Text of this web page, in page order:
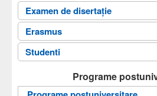
Fişele disciplinelor
Ghiduri universitare
Planuri de învățământ
Teme Examen
Sinteze cursuri
Examen de disertație
Erasmus
Studenti
Programe